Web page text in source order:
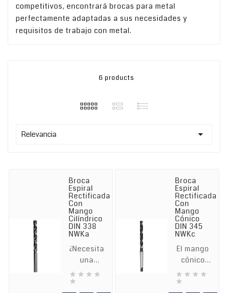
competitivos, encontrará brocas para metal
perfectamente adaptadas a sus necesidades y
requisitos de trabajo con metal.
6 products
Relevancia 
Broca
Espiral
Rectificada
Con
Mango
Cilíndrico
DIN 338
NWKa
¿Necesita
una
broca
   

Broca
Espiral
Rectificada
Con
Mango
Cónico
DIN 345
NWKc
El mango
cónico
Morse
garantiza
   
